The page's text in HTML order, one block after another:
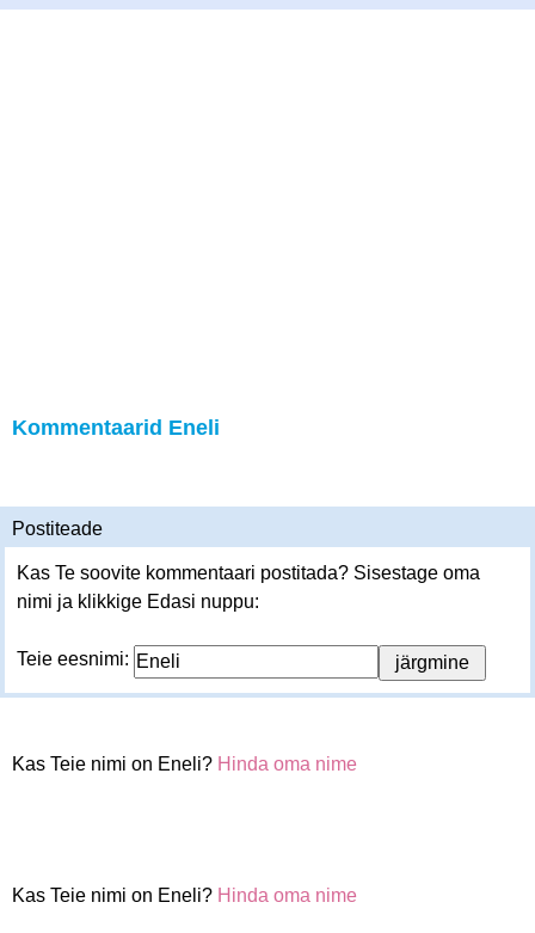
Kommentaarid Eneli
Postiteade
Kas Te soovite kommentaari postitada? Sisestage oma
nimi ja klikkige Edasi nuppu:
Teie eesnimi:
Kas Teie nimi on Eneli? Hinda oma nime
Kas Teie nimi on Eneli? Hinda oma nime